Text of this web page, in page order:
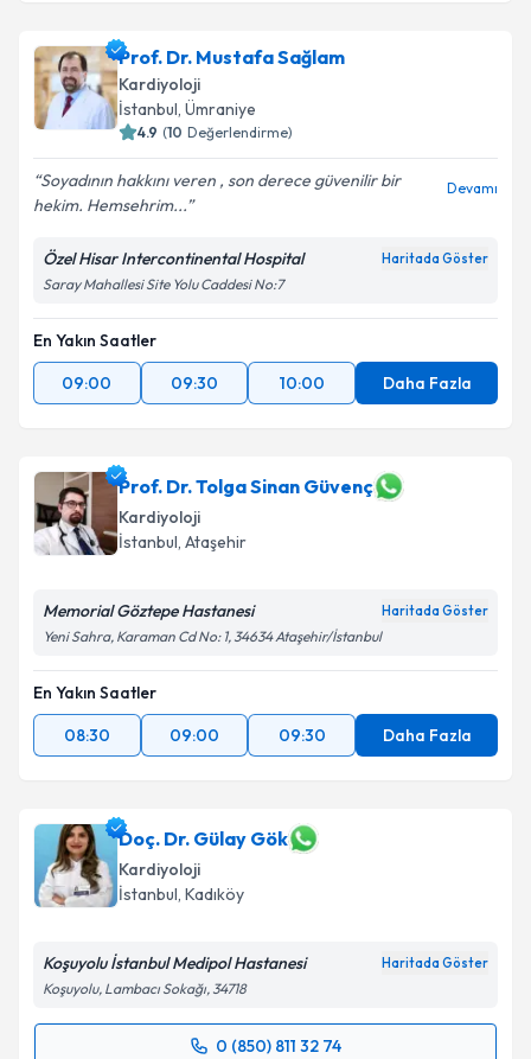
için bir takvim hazırlandığında e-posta ile
bilgilendireceğiz.
E-posta Adresiniz
Metni 'ni okudum ve kişisel verilerimin belirtilen
kapsamda işlenmesini kabul ediyorum.
Takvim Talebini Gönder
Prof. Dr. Mustafa Sağlam
Kardiyoloji
İstanbul, Ümraniye
4.9 (10 Değerlendirme)
Soyadının hakkını veren , son derece güvenilir bir
hekim. Hemsehrim...
Devamı
Özel Hisar Intercontinental Hospital Haritada Göster
Saray Mahallesi Site Yolu Caddesi No:7
En Yakın Saatler
09:00
09:30 10:00 Daha Fazla
Prof. Dr. Tolga Sinan Güvenç
Kardiyoloji
İstanbul, Ataşehir
Memorial Göztepe Hastanesi Haritada Göster
Yeni Sahra, Karaman Cd No: 1, 34634 Ataşehir/İstanbul
En Yakın Saatler
08:30
09:00 09:30 Daha Fazla
Doç. Dr. Gülay Gök
Kardiyoloji
İstanbul, Kadıköy
Koşuyolu İstanbul Medipol Hastanesi Haritada Göster
Koşuyolu, Lambacı Sokağı, 34718
0 (850) 811 32 74